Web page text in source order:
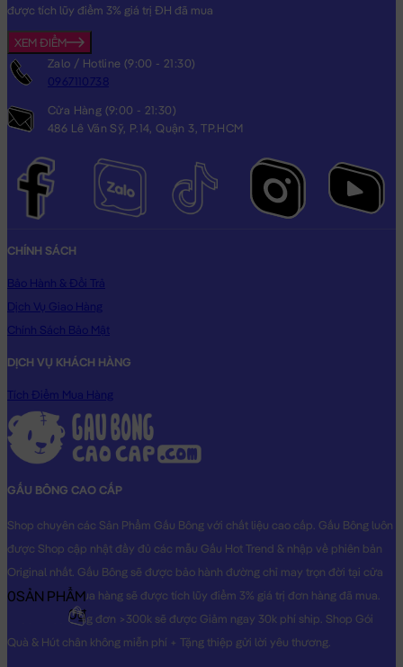
được tích lũy điểm 3% giá trị ĐH đã mua
XEM ĐIỂM
Zalo / Hotline (9:00 - 21:30)
0967110738
Cửa Hàng (9:00 - 21:30)
486 Lê Văn Sỹ, P.14, Quận 3, TP.HCM
CHÍNH SÁCH
Bảo Hành & Đổi Trả
Dịch Vụ Giao Hàng
Chính Sách Bảo Mật
DỊCH VỤ KHÁCH HÀNG
Tích Điểm Mua Hàng
GẤU BÔNG CAO CẤP
Shop chuyên các Sản Phẩm Gấu Bông với chất liệu cao cấp. Gấu Bông luôn
được Shop cập nhật đầy đủ các mẫu Gấu Hot Trend & nhập về phiên bản
Original nhất. Gấu Bông sẽ được bảo hành đường chỉ may trọn đời tại cửa
hàng, Khách mua hàng sẽ được tích lũy điểm 3% giá trị đơn hàng đã mua.
Khách mua hàng đơn >300k sẽ được Giảm ngay 30k phí ship. Shop Gói
Quà & Hút chân không miễn phí + Tặng thiệp gửi lời yêu thương.
0SẢN PHẨM
0₫